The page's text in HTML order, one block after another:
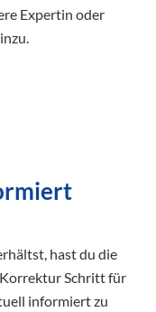
Expertin oder
hast du die
Schritt für
informiert zu